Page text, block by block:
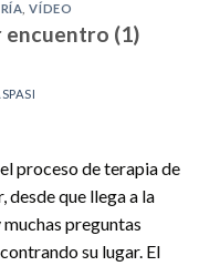
,VÍDEO
encuentro (1)
proceso de terapia de
desde que llega a la
preguntas
su lugar. El